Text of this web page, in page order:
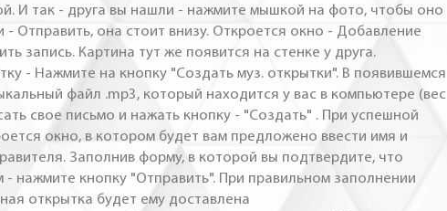
И так - друга вы нашли - нажмите мышкой на фото, чтобы оно
Отправить, она стоит внизу. Откроется окно - Добавление
запись. Картина тут же появится на стенке у друга.
- Нажмите на кнопку "Создать муз. открытки". В появившемся
файл .mp3, который находится у вас в компьютере (вес
свое письмо и нажать кнопку - "Создать" . При успешной
окно, в котором будет вам предложено ввести имя и
Заполнив форму, в которой вы подтвердите, что
нажмите кнопку "Отправить". При правильном заполнении
открытка будет ему доставлена